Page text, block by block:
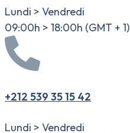
Lundi > Vendredi
09:00h > 18:00h (GMT + 1)
+212 539 35 15 42
Lundi > Vendredi